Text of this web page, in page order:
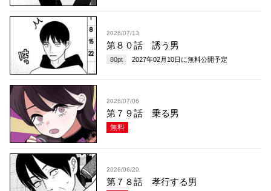
2026/07/13
第８０話 誘う男
80pt 2027年02月10日 に無料公開予定
2026/07/06
第７９話 乗る男
無料
2026/06/29
第７８話 孝行する男